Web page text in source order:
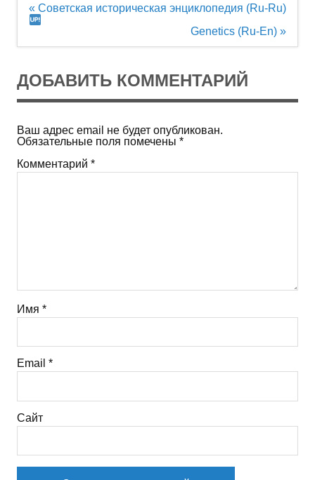
Навигация
по
« Советская историческая энциклопедия (Ru-Ru)
Genetics (Ru-En) »
ДОБАВИТЬ КОММЕНТАРИЙ
Ваш адрес email не будет опубликован.
Обязательные поля помечены *
Комментарий *
Имя *
Email *
Сайт